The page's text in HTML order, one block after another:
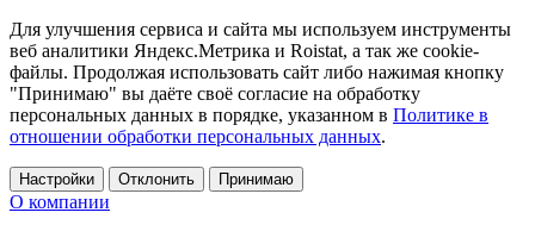
Для улучшения сервиса и сайта мы используем инструменты
веб аналитики Яндекс.Метрика и Roistat, а так же cookie-
файлы. Продолжая использовать сайт либо нажимая кнопку
"Принимаю" вы даёте своё согласие на обработку
персональных данных в порядке, указанном в Политике в
отношении обработки персональных данных.
Настройки Отклонить Принимаю
О компании